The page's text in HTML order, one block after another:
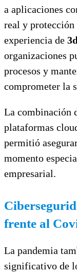
a aplicaciones
real y
experiencia de
organizaciones
procesos y
comprometer la
La combinación
plataformas
permitió
momento
empresarial.
frente al
La pandemia
significativo de